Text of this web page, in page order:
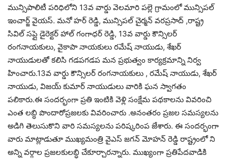
మున్సిపాలిటీ పరిధిలోని 13వ వార్డు వెలమారి పల్లె గ్రామంలో మున్సిపల్
ఇంచార్జ్ వైయస్. మనో హర్ రెడ్డి, మున్సిపల్ చైర్మన్ వరప్రసాద్ ,రాష్ట్ర
సివిల్ సప్లై డైరెక్టర్ హాల్ గంగాధర్ రెడ్డి, 13వ వార్డు కౌన్సిలర్
రంగనాయకులు, వైకాపా నాయకులు రమేష్ నాయుడు, శేఖర్
నాయుడులతో కలిసి గడపగడప మన ప్రభుత్వం కార్యక్రమాన్ని నిర్వ
హించారు.13వ వార్డు కౌన్సిలర్ రంగనాయకులు , రమేష్ నాయుడు, శేఖర్
నాయుడు, విజయ్ కుమార్ నాయుడులు వారికి ఘన స్వాగతం
పలికారు.ఈ సందర్భంగా ప్రతి ఇంటికి వెళ్లి సంక్షేమ పథకాలను వివరించి
ఎంత లబ్ధి పొందారోప్రజలకు వివరించారు .అనంతరం ప్రజల సమస్యలను
అడిగి తెలుసుకొని వారి సమస్యలను పరిష్కరింప జేశారు. ఈ సందర్భంగా
వారు మాట్లాడుతూ ముఖ్యమంత్రి వైఎస్ జగన్ మోహన్ రెడ్డి రాష్ట్రంలో ని
అన్ని వర్గాల ప్రజలకులబ్ధి చేకూర్చారన్నారు. ముఖ్యంగా ప్రతిపేదవాడికి